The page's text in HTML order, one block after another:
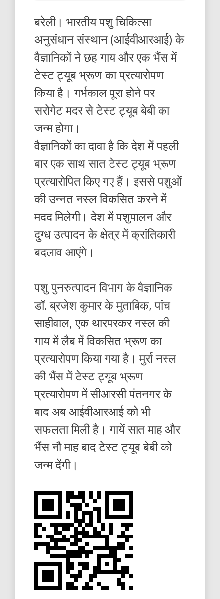
बरेली। भारतीय पशु चिकित्सा
अनुसंधान संस्थान (आईवीआरआई) के
वैज्ञानिकों ने छह गाय और एक भैंस में
टेस्ट ट्यूब भ्रूण का प्रत्यारोपण
किया है। गर्भकाल पूरा होने पर
सरोगेट मदर से टेस्ट ट्यूब बेबी का
जन्म होगा।
वैज्ञानिकों का दावा है कि देश में पहली
बार एक साथ सात टेस्ट ट्यूब भ्रूण
प्रत्यारोपित किए गए हैं। इससे पशुओं
की उन्नत नस्ल विकसित करने में
मदद मिलेगी। देश में पशुपालन और
दुग्ध उत्पादन के क्षेत्र में क्रांतिकारी
बदलाव आएंगे।
पशु पुनरुत्पादन विभाग के वैज्ञानिक
डॉ. ब्रजेश कुमार के मुताबिक, पांच
साहीवाल, एक थारपरकर नस्ल की
गाय में लैब में विकसित भ्रूण का
प्रत्यारोपण किया गया है। मुर्रा नस्ल
की भैंस में टेस्ट ट्यूब भ्रूण
प्रत्यारोपण में सीआरसी पंतनगर के
बाद अब आईवीआरआई को भी
सफलता मिली है। गायें सात माह और
भैंस नौ माह बाद टेस्ट ट्यूब बेबी को
जन्म देंगी।